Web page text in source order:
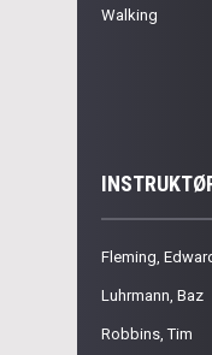
Walking
Fleming,
Luhrmann, Baz
Robbins, Tim